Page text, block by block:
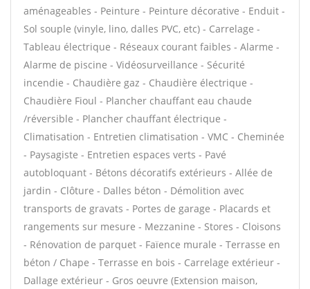
aménageables - Peinture - Peinture décorative - Enduit -
Sol souple (vinyle, lino, dalles PVC, etc) - Carrelage -
Tableau électrique - Réseaux courant faibles - Alarme -
Alarme de piscine - Vidéosurveillance - Sécurité
incendie - Chaudière gaz - Chaudière électrique -
Chaudière Fioul - Plancher chauffant eau chaude
/réversible - Plancher chauffant électrique -
Climatisation - Entretien climatisation - VMC - Cheminée
- Paysagiste - Entretien espaces verts - Pavé
autobloquant - Bétons décoratifs extérieurs - Allée de
jardin - Clôture - Dalles béton - Démolition avec
transports de gravats - Portes de garage - Placards et
rangements sur mesure - Mezzanine - Stores - Cloisons
- Rénovation de parquet - Faïence murale - Terrasse en
béton / Chape - Terrasse en bois - Carrelage extérieur -
Dallage extérieur - Gros oeuvre (Extension maison,